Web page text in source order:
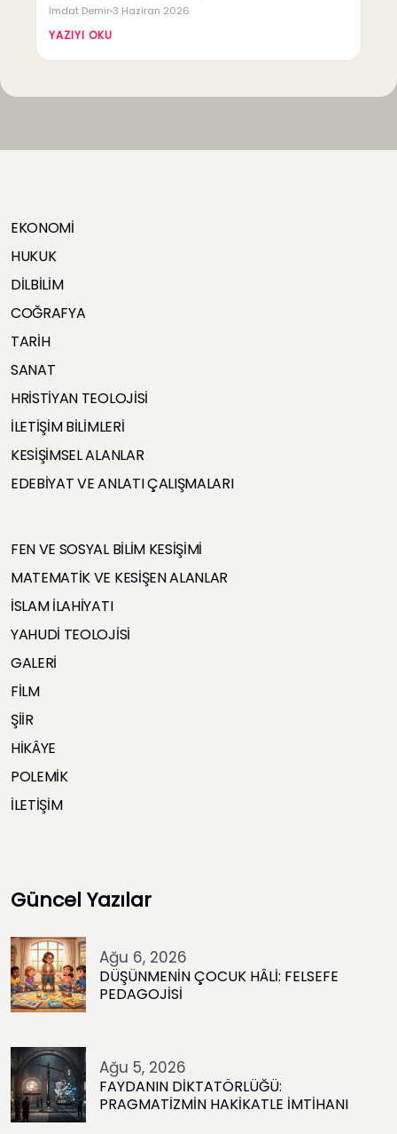
İmdat Demir 3 Haziran 2026
YAZIYI OKU
EKONOMİ
HUKUK
DİLBİLİM
COĞRAFYA
TARİH
SANAT
HRİSTİYAN TEOLOJİSİ
İLETİŞİM BİLİMLERİ
KESİŞİMSEL ALANLAR
EDEBİYAT VE ANLATI ÇALIŞMALARI
FEN VE SOSYAL BİLİM KESİŞİMİ
MATEMATİK VE KESİŞEN ALANLAR
İSLAM İLAHİYATI
YAHUDİ TEOLOJİSİ
GALERİ
FİLM
ŞİİR
HİKÂYE
POLEMİK
İLETİŞİM
Güncel Yazılar
Ağu 6, 2026
DÜŞÜNMENİN ÇOCUK HÂLİ: FELSEFE
PEDAGOJİSİ
Ağu 5, 2026
FAYDANIN DİKTATÖRLÜĞÜ:
PRAGMATİZMİN HAKİKATLE İMTİHANI